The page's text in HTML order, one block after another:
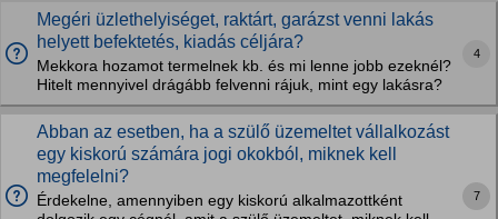
Megéri üzlethelyiséget, raktárt, garázst venni lakás
helyett befektetés, kiadás céljára?
Mekkora hozamot termelnek kb. és mi lenne jobb ezeknél?
Hitelt mennyivel drágább felvenni rájuk, mint egy lakásra?
4
Abban az esetben, ha a szülő üzemeltet vállalkozást
egy kiskorú számára jogi okokból, miknek kell
megfelelni?
Érdekelne, amennyiben egy kiskorú alkalmazottként
7